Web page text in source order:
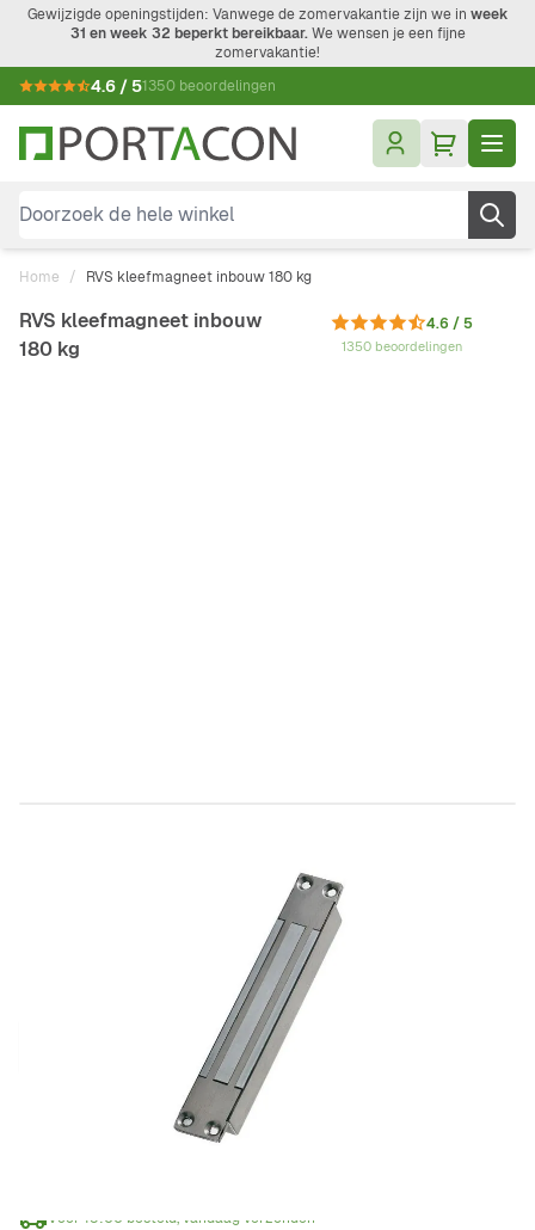
Ga naar de inhoud
Gewijzigde openingstijden: Vanwege de zomervakantie zijn we in week
31 en week 32 beperkt bereikbaar.We wensen je een fijne
zomervakantie!
4.6 / 51350 beoordelingen
Doorzoek de hele winkel
Home / RVS kleefmagneet inbouw 180 kg
RVS kleefmagneet inbouw
180 kg
4.6 / 5
1350 beoordelingen
Offerte aanvragen
Voor 15:00 besteld, vandaag verzonden